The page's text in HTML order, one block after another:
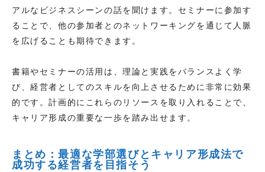
アルなビジネスシーンの話を聞けます。セミナーに参加す
ることで、他の参加者とのネットワーキングを通じて人脈
を広げることも期待できます。
書籍やセミナーの活用は、理論と実践をバランスよく学
び、経営者としてのスキルを向上させるために非常に効果
的です。計画的にこれらのリソースを取り入れることで、
キャリア形成の重要な一歩を踏み出せます。
まとめ：最適な学部選びとキャリア形成法で
成功する経営者を目指そう